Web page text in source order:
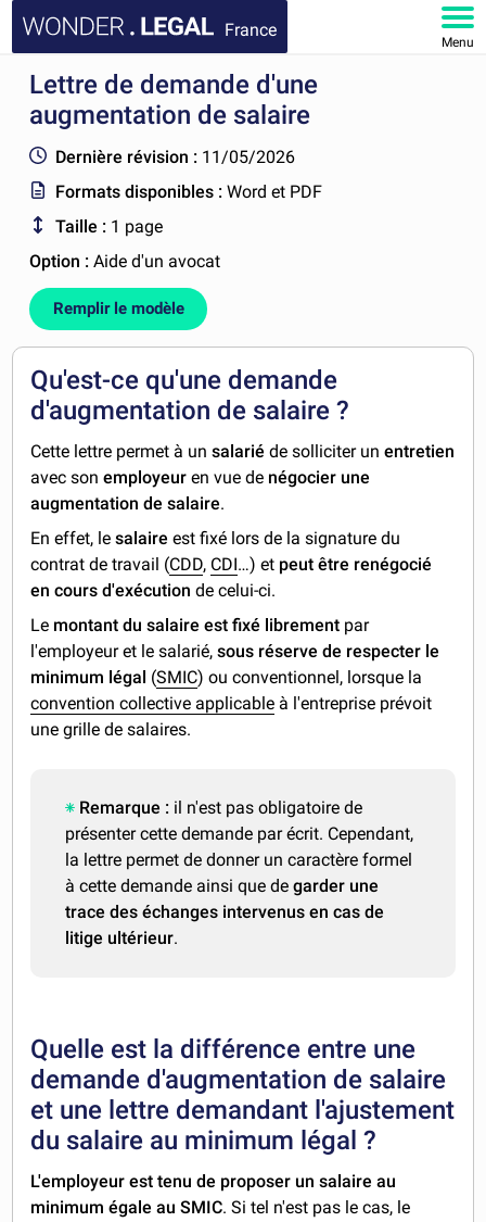
France
Menu
ACCUEIL
FAQ
MON COMPTE
Lettre de demande d'une
augmentation de salaire
Dernière révision : 11/05/2026
Formats disponibles :Word et PDF
Taille : 1 page
Option :Aide d'un avocat
Remplir le modèle
Qu'est-ce qu'une demande
d'augmentation de salaire ?
Cette lettre permet à un salarié de solliciter un entretien
avec sonemployeur en vue de négocier une
augmentation de salaire.
En effet, lesalaire est fixé lors de la signature du
contrat de travail (CDD, CDI…) et peut être renégocié
en cours d'exécutionde celui-ci.
Le montant du salaire est fixé librement par
l'employeur et le salarié,sous réserve de respecter le
minimum légal (SMIC) ou conventionnel, lorsque la
convention collective applicable à l'entreprise prévoit
une grille de salaires.
Remarque : il n'est pas obligatoire de
présenter cette demande par écrit. Cependant,
la lettre permet de donner un caractère formel
à cette demande ainsi que degarder une
trace des échanges intervenus en cas de
litige ultérieur.
Quelle est la différence entre une
demande d'augmentation de salaire
et une lettre demandant l'ajustement
du salaire au minimum légal ?
L'employeur est tenu de proposer un salaire au
minimum égale au SMIC. Si tel n'est pas le cas, le